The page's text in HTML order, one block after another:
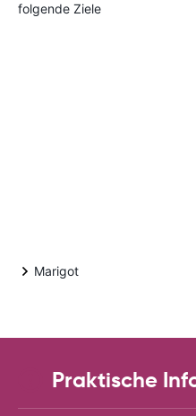
folgende Ziele
Marigot
Praktische